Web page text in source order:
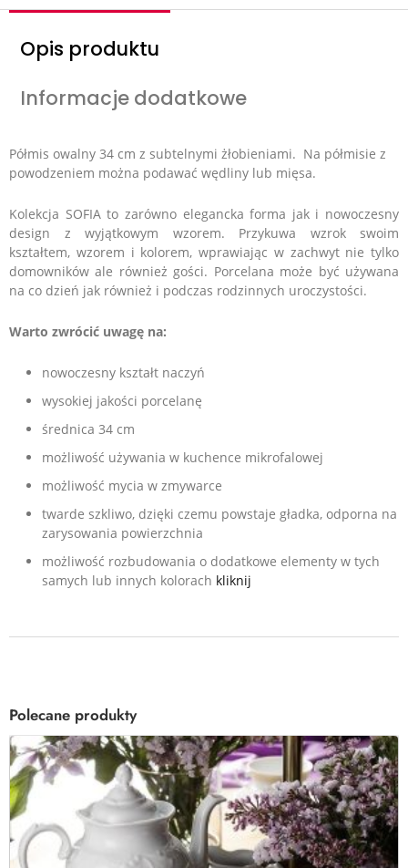
Opis produktu
Informacje dodatkowe
Półmis owalny 34 cm z subtelnymi żłobieniami. Na półmisie z
powodzeniem można podawać wędliny lub mięsa.
Kolekcja SOFIA to zarówno elegancka forma jak i nowoczesny
design z wyjątkowym wzorem. Przykuwa wzrok swoim
kształtem, wzorem i kolorem, wprawiając w zachwyt nie tylko
domowników ale również gości. Porcelana może być używana
na co dzień jak również i podczas rodzinnych uroczystości.
Warto zwrócić uwagę na:
nowoczesny kształt naczyń
wysokiej jakości porcelanę
średnica 34 cm
możliwość używania w kuchence mikrofalowej
możliwość mycia w zmywarce
twarde szkliwo, dzięki czemu powstaje gładka, odporna na
zarysowania powierzchnia
możliwość rozbudowania o dodatkowe elementy w tych
samych lub innych kolorach kliknij
Polecane produkty